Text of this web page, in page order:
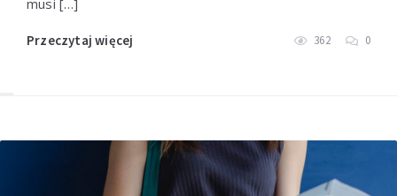
musi […]
Przeczytaj więcej 362 0